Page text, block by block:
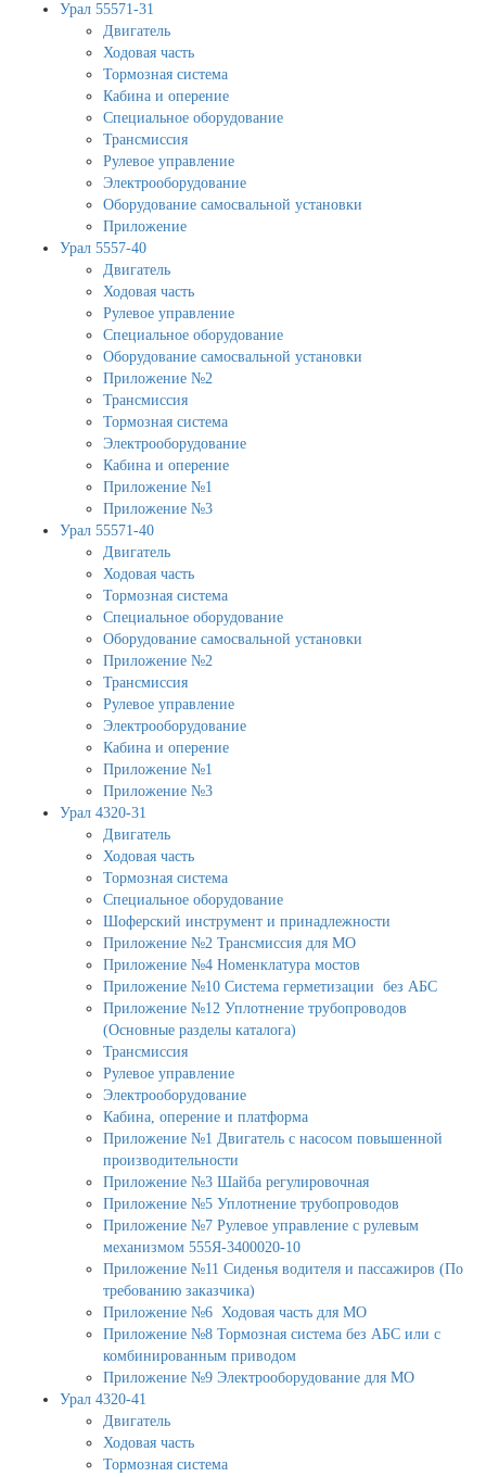
Урал 55571-31
Двигатель
Ходовая часть
Тормозная система
Кабина и оперение
Специальное оборудование
Трансмиссия
Рулевое управление
Электрооборудование
Оборудование самосвальной установки
Приложение
Урал 5557-40
Двигатель
Ходовая часть
Рулевое управление
Специальное оборудование
Оборудование самосвальной установки
Приложение №2
Трансмиссия
Тормозная система
Электрооборудование
Кабина и оперение
Приложение №1
Приложение №3
Урал 55571-40
Двигатель
Ходовая часть
Тормозная система
Специальное оборудование
Оборудование самосвальной установки
Приложение №2
Трансмиссия
Рулевое управление
Электрооборудование
Кабина и оперение
Приложение №1
Приложение №3
Урал 4320-31
Двигатель
Ходовая часть
Тормозная система
Специальное оборудование
Шоферский инструмент и принадлежности
Приложение №2 Трансмиссия для МО
Приложение №4 Номенклатура мостов
Приложение №10 Система герметизации без АБС
Приложение №12 Уплотнение трубопроводов
(Основные разделы каталога)
Трансмиссия
Рулевое управление
Электрооборудование
Кабина, оперение и платформа
Приложение №1 Двигатель с насосом повышенной
производительности
Приложение №3 Шайба регулировочная
Приложение №5 Уплотнение трубопроводов
Приложение №7 Рулевое управление с рулевым
механизмом 555Я-3400020-10
Приложение №11 Сиденья водителя и пассажиров (По
требованию заказчика)
Приложение №6 Ходовая часть для МО
Приложение №8 Тормозная система без АБС или с
комбинированным приводом
Приложение №9 Электрооборудование для МО
Урал 4320-41
Двигатель
Ходовая часть
Тормозная система